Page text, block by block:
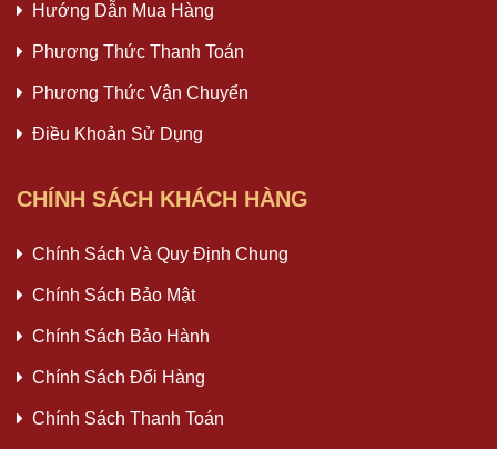
Hướng Dẫn Mua Hàng
Phương Thức Thanh Toán
Phương Thức Vận Chuyển
Điều Khoản Sử Dụng
CHÍNH SÁCH KHÁCH HÀNG
Chính Sách Và Quy Định Chung
Chính Sách Bảo Mật
Chính Sách Bảo Hành
Chính Sách Đổi Hàng
Chính Sách Thanh Toán